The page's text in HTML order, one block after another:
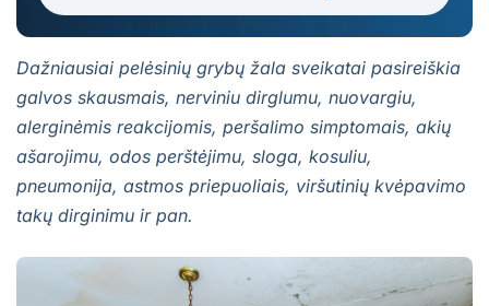
Dažniausiai pelėsinių grybų žala sveikatai pasireiškia
galvos skausmais, nerviniu dirglumu, nuovargiu,
alerginėmis reakcijomis, peršalimo simptomais, akių
ašarojimu, odos perštėjimu, sloga, kosuliu,
pneumonija, astmos priepuoliais, viršutinių kvėpavimo
takų dirginimu ir pan.